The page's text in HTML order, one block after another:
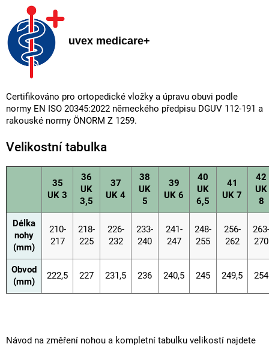
uvex medicare+
Certifikováno pro ortopedické vložky a úpravu obuvi podle
normy EN ISO 20345:2022 německého předpisu DGUV 112-191 a
rakouské normy ÖNORM Z 1259.
Velikostní tabulka
35
UK 3
36
UK
3,5
37
UK 4
38
UK
5
39
UK 6
40
UK
6,5
41
UK 7
42
UK
8
Délka
nohy
(mm)
210-
217
218-
225
226-
232
233-
240
241-
247
248-
255
256-
262
263-
270
Obvod
(mm)
222,5 227 231,5 236 240,5 245 249,5 254
Návod na změření nohou a kompletní tabulku velikostí najdete